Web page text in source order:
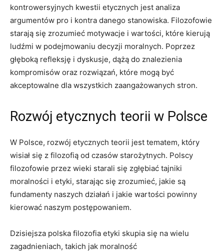
kontrowersyjnych kwestii etycznych jest ‍analiza
argumentów pro i kontra danego stanowiska. ⁤Filozofowie‌
starają się zrozumieć motywacje ⁤i wartości, które kierują
ludźmi w podejmowaniu decyzji moralnych. Poprzez
głęboką refleksję i dyskusje, dążą do znalezienia
kompromisów oraz rozwiązań, które mogą być
akceptowalne dla wszystkich zaangażowanych stron.
Rozwój etycznych‌ teorii w Polsce
W Polsce, rozwój etycznych teorii jest tematem, który⁢
wisiał się z filozofią od czasów starożytnych.⁤ Polscy
filozofowie przez ⁣wieki starali⁣ się zgłębiać tajniki
moralności i etyki, starając się zrozumieć, jakie są
fundamenty ‌naszych działań i jakie ‌wartości⁢ powinny
kierować naszym postępowaniem.
Dzisiejsza polska filozofia etyki skupia się na wielu‍
zagadnieniach, ​takich ​jak moralność